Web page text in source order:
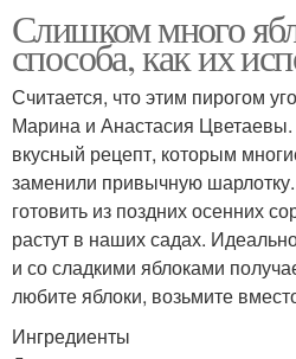
Слишком много
способа, как их
Считается, что этим пирогом
Марина и Анастасия
вкусный рецепт, которым
заменили привычную
готовить из поздних осенних
растут в наших садах.
и со сладкими яблоками
любите яблоки, возьмите
Ингредиенты